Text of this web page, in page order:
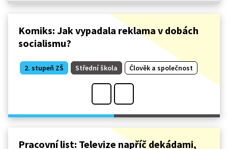
Komiks: Jak vypadala reklama v dobách
socialismu?
2. stupeň ZŠ Střední škola Člověk a společnost
Pracovní list: Televize napříč dekádami,